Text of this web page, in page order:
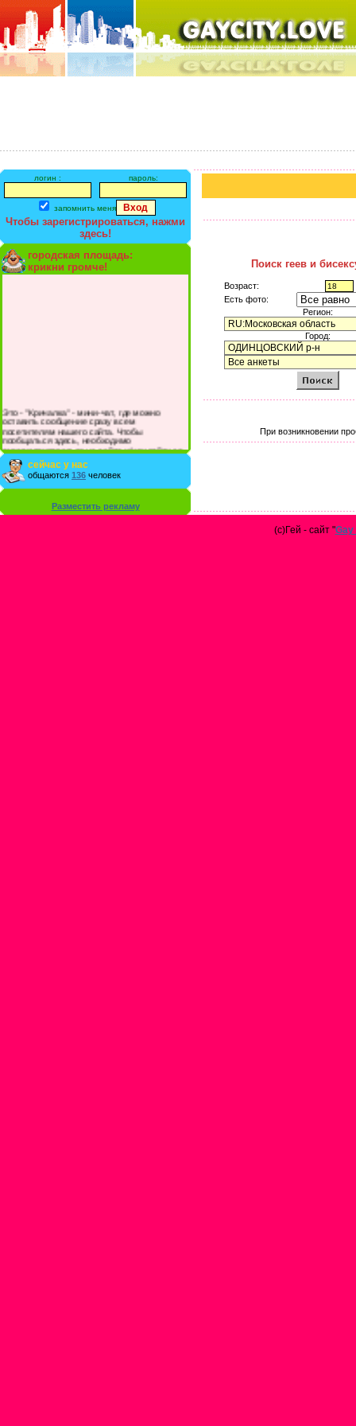
логин : пароль:
запомнить меня
Чтобы зарегистрироваться, нажми
здесь!
городская площадь:
крикни громче!
Это - "Кричалка" - мини-чат, где можно
оставить сообщение сразу всем
посетителям нашего сайта. Чтобы
пообщаться здесь, необходимо
зарегистрироваться на сайте и/или войти со
своими логином и паролем.
сейчас у нас
общаются 136 человек
Разместить рекламу
Поиск геев и
Возраст:
Есть фото:
Регион:
Город:
При возникновении
(с)Гей - сайт "Gay